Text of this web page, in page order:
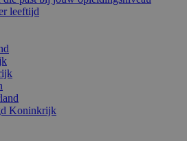
leeftijd
Koninkrijk